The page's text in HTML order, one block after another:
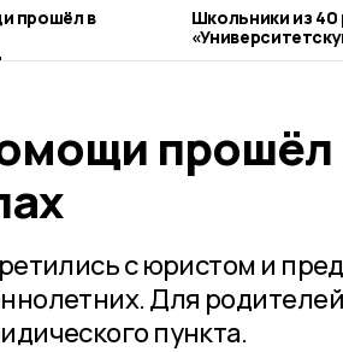
прошёл в
Школьники из 40
Державинский
прошёл
с юристом и
Для
пункта.